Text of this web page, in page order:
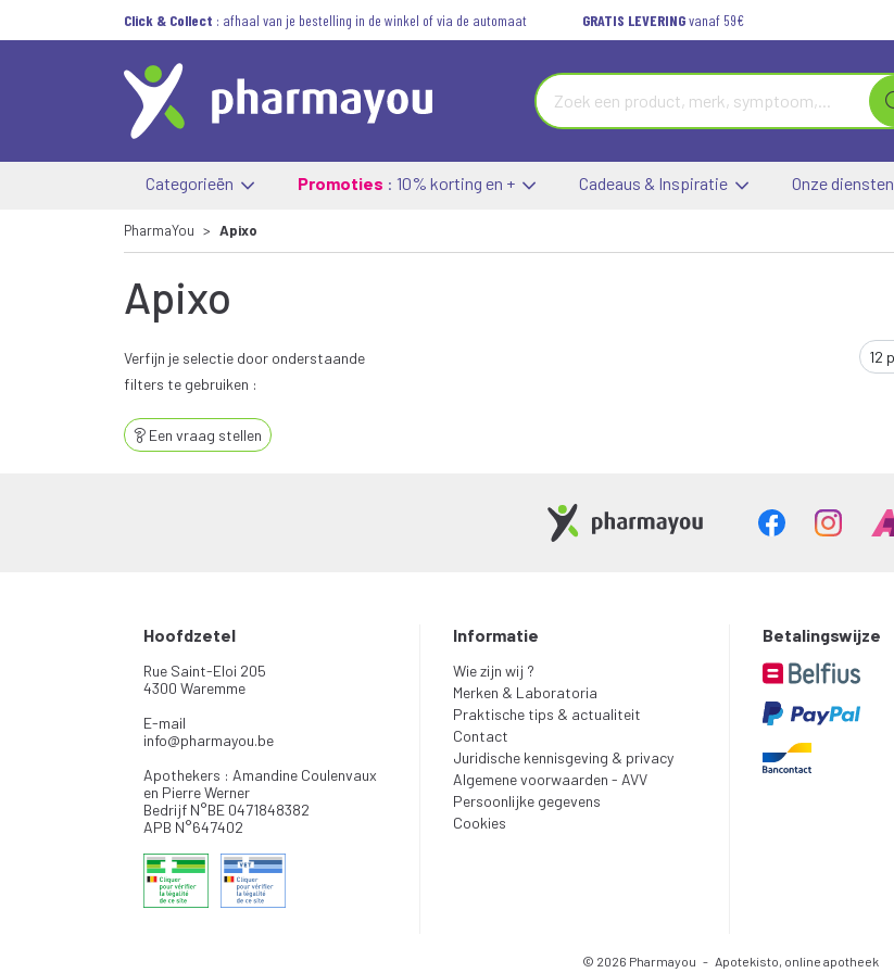
Click & Collect : afhaal van je bestelling in de winkel of via de automaat GRATIS LEVERINGvanaf 59€
Categorieën Promoties : 10% korting en + Cadeaus & Inspiratie Onze diensten
PharmaYou Apixo
Apixo
Verfijn je selectie door onderstaande
filters te gebruiken :
Een vraag stellen
Hoofdzetel
Rue Saint-Eloi 205
4300 Waremme
E-mail
info@pharmayou.be
Apothekers : Amandine Coulenvaux
en Pierre Werner
Bedrijf N°BE 0471848382
APB N°647402
Informatie
Wie zijn wij ?
Merken & Laboratoria
Praktische tips & actualiteit
Contact
Juridische kennisgeving & privacy
Algemene voorwaarden - AVV
Persoonlijke gegevens
Cookies
Betalingswijze
© 2026 Pharmayou - Apotekisto, online apotheek